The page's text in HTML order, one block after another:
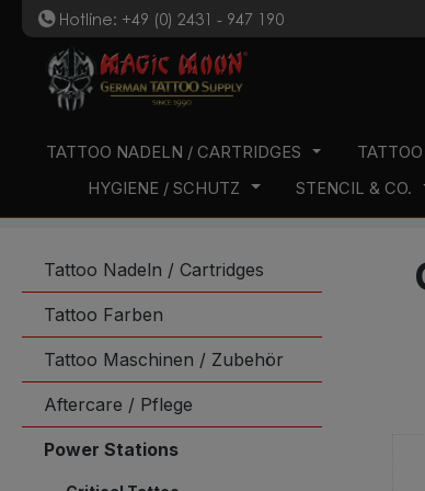
Hauptinhalt springen
Zur Suche springen
Zur Hauptnavigation springen
tHotline: +49 (0) 2431 - 947 190
TATTOO NADELN / CARTRIDGES
HYGIENE / SCHUTZ
STENCIL & CO.
Tattoo Nadeln / Cartridges
Tattoo Farben
Tattoo Maschinen / Zubehör
Aftercare / Pflege
Power Stations